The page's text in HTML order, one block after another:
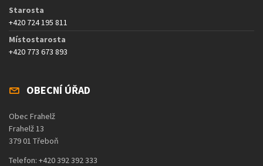
Starosta
+420 724 195 811
Místostarosta
+420 773 673 893
OBECNÍ ÚŘAD
Obec Frahelž
Frahelž 13
379 01 Třeboň
Telefon: +420 392 392 333